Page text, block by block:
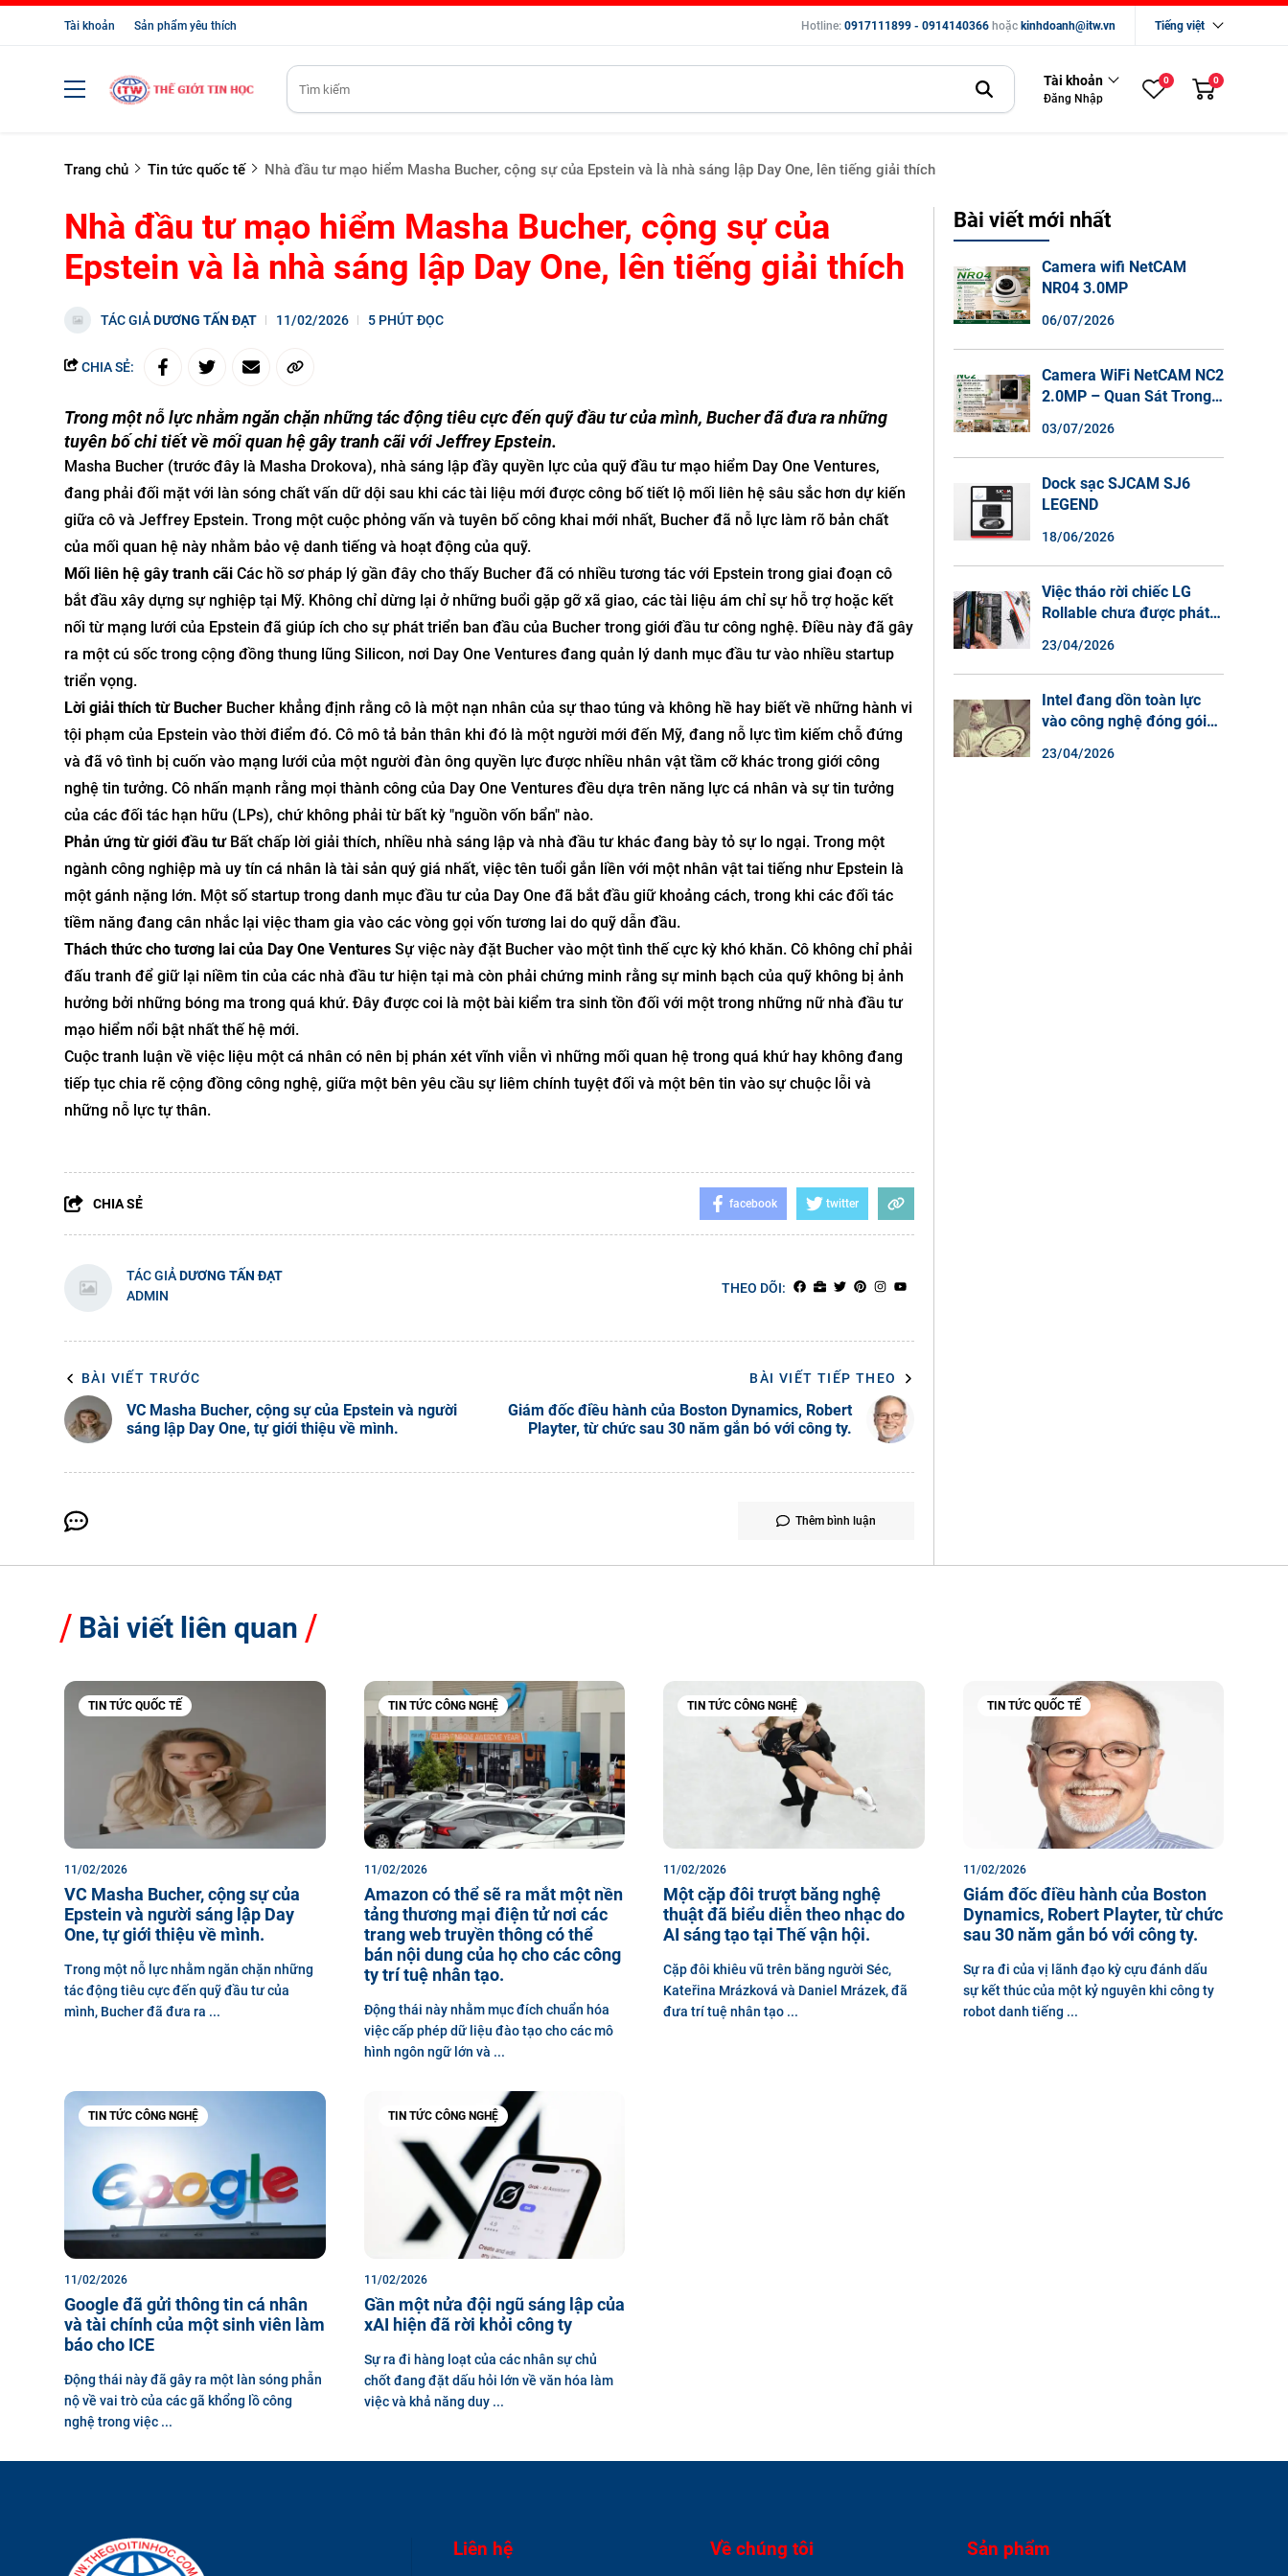
Tài khoản Sản phẩm yêu thích Hotline: 0917111899 - 0914140366 hoặc kinhdoanh@itw.vn Tiếng việt
Tài khoản
Đăng Nhập
0 0
Trang chủ Tin tức quốc tế Nhà đầu tư mạo hiểm Masha Bucher, cộng sự của Epstein và là nhà sáng lập Day One, lên tiếng giải thích
Nhà đầu tư mạo hiểm Masha Bucher, cộng sự của
Epstein và là nhà sáng lập Day One, lên tiếng giải thích
TÁC GIẢDƯƠNG TẤN ĐẠT 11/02/2026 5 PHÚT ĐỌC
CHIA SẺ:
Trong một nỗ lực nhằm ngăn chặn những tác động tiêu cực đến quỹ đầu tư của mình, Bucher đã đưa ra những
tuyên bố chi tiết về mối quan hệ gây tranh cãi với Jeffrey Epstein.
Masha Bucher (trước đây là Masha Drokova), nhà sáng lập đầy quyền lực của quỹ đầu tư mạo hiểm Day One Ventures,
đang phải đối mặt với làn sóng chất vấn dữ dội sau khi các tài liệu mới được công bố tiết lộ mối liên hệ sâu sắc hơn dự kiến
giữa cô và Jeffrey Epstein. Trong một cuộc phỏng vấn và tuyên bố công khai mới nhất, Bucher đã nỗ lực làm rõ bản chất
của mối quan hệ này nhằm bảo vệ danh tiếng và hoạt động của quỹ.
Mối liên hệ gây tranh cãi Các hồ sơ pháp lý gần đây cho thấy Bucher đã có nhiều tương tác với Epstein trong giai đoạn cô
bắt đầu xây dựng sự nghiệp tại Mỹ. Không chỉ dừng lại ở những buổi gặp gỡ xã giao, các tài liệu ám chỉ sự hỗ trợ hoặc kết
nối từ mạng lưới của Epstein đã giúp ích cho sự phát triển ban đầu của Bucher trong giới đầu tư công nghệ. Điều này đã gây
ra một cú sốc trong cộng đồng thung lũng Silicon, nơi Day One Ventures đang quản lý danh mục đầu tư vào nhiều startup
triển vọng.
Lời giải thích từ Bucher Bucher khẳng định rằng cô là một nạn nhân của sự thao túng và không hề hay biết về những hành vi
tội phạm của Epstein vào thời điểm đó. Cô mô tả bản thân khi đó là một người mới đến Mỹ, đang nỗ lực tìm kiếm chỗ đứng
và đã vô tình bị cuốn vào mạng lưới của một người đàn ông quyền lực được nhiều nhân vật tầm cỡ khác trong giới công
nghệ tin tưởng. Cô nhấn mạnh rằng mọi thành công của Day One Ventures đều dựa trên năng lực cá nhân và sự tin tưởng
của các đối tác hạn hữu (LPs), chứ không phải từ bất kỳ "nguồn vốn bẩn" nào.
Phản ứng từ giới đầu tưBất chấp lời giải thích, nhiều nhà sáng lập và nhà đầu tư khác đang bày tỏ sự lo ngại. Trong một
ngành công nghiệp mà uy tín cá nhân là tài sản quý giá nhất, việc tên tuổi gắn liền với một nhân vật tai tiếng như Epstein là
một gánh nặng lớn. Một số startup trong danh mục đầu tư của Day One đã bắt đầu giữ khoảng cách, trong khi các đối tác
tiềm năng đang cân nhắc lại việc tham gia vào các vòng gọi vốn tương lai do quỹ dẫn đầu.
Thách thức cho tương lai của Day One Ventures Sự việc này đặt Bucher vào một tình thế cực kỳ khó khăn. Cô không chỉ phải
đấu tranh để giữ lại niềm tin của các nhà đầu tư hiện tại mà còn phải chứng minh rằng sự minh bạch của quỹ không bị ảnh
hưởng bởi những bóng ma trong quá khứ. Đây được coi là một bài kiểm tra sinh tồn đối với một trong những nữ nhà đầu tư
mạo hiểm nổi bật nhất thế hệ mới.
Cuộc tranh luận về việc liệu một cá nhân có nên bị phán xét vĩnh viễn vì những mối quan hệ trong quá khứ hay không đang
tiếp tục chia rẽ cộng đồng công nghệ, giữa một bên yêu cầu sự liêm chính tuyệt đối và một bên tin vào sự chuộc lỗi và
những nỗ lực tự thân.
CHIA SẺ facebook twitter
TÁC GIẢDƯƠNG TẤN ĐẠT
ADMIN
THEO DÕI:
BÀI VIẾT TRƯỚC
VC Masha Bucher, cộng sự của Epstein và người
sáng lập Day One, tự giới thiệu về mình.
BÀI VIẾT TIẾP THEO
Giám đốc điều hành của Boston Dynamics, Robert
Playter, từ chức sau 30 năm gắn bó với công ty.
Thêm bình luận
Bài viết mới nhất
Camera wifi NetCAM
NR04 3.0MP
06/07/2026
Camera WiFi NetCAM NC2
2.0MP – Quan Sát Trong
Màu Ban Đêm, Đàm Thoại
2 Chiều
03/07/2026
Dock sạc SJCAM SJ6
LEGEND
18/06/2026
Việc tháo rời chiếc LG
Rollable chưa được phát
sao điện thoại màn hình
cuộn không phải là một xu
hướng.
23/04/2026
Intel đang dồn toàn lực
vào công nghệ đóng gói
23/04/2026
Bài viết liên quan
TIN TỨC QUỐC TẾ
11/02/2026
VC Masha Bucher, cộng sự của
Epstein và người sáng lập Day
One, tự giới thiệu về mình.
Trong một nỗ lực nhằm ngăn chặn những
tác động tiêu cực đến quỹ đầu tư của
mình, Bucher đã đưa ra ...
TIN TỨC CÔNG NGHỆ
11/02/2026
Amazon có thể sẽ ra mắt một nền
tảng thương mại điện tử nơi các
trang web truyền thông có thể
bán nội dung của họ cho các công
ty trí tuệ nhân tạo.
Động thái này nhằm mục đích chuẩn hóa
việc cấp phép dữ liệu đào tạo cho các mô
hình ngôn ngữ lớn và ...
TIN TỨC CÔNG NGHỆ
11/02/2026
Một cặp đôi trượt băng nghệ
thuật đã biểu diễn theo nhạc do
AI sáng tạo tại Thế vận hội.
Cặp đôi khiêu vũ trên băng người Séc,
Kateřina Mrázková và Daniel Mrázek, đã
đưa trí tuệ nhân tạo ...
TIN TỨC QUỐC TẾ
11/02/2026
Giám đốc điều hành của Boston
Dynamics, Robert Playter, từ chức
sau 30 năm gắn bó với công ty.
Sự ra đi của vị lãnh đạo kỳ cựu đánh dấu
sự kết thúc của một kỷ nguyên khi công ty
robot danh tiếng ...
TIN TỨC CÔNG NGHỆ
11/02/2026
Google đã gửi thông tin cá nhân
và tài chính của một sinh viên làm
báo cho ICE
Động thái này đã gây ra một làn sóng phẫn
nộ về vai trò của các gã khổng lồ công
nghệ trong việc ...
TIN TỨC CÔNG NGHỆ
11/02/2026
Gần một nửa đội ngũ sáng lập của
xAI hiện đã rời khỏi công ty
Sự ra đi hàng loạt của các nhân sự chủ
chốt đang đặt dấu hỏi lớn về văn hóa làm
việc và khả năng duy ...
Liên hệ Về chúng tôi Sản phẩm